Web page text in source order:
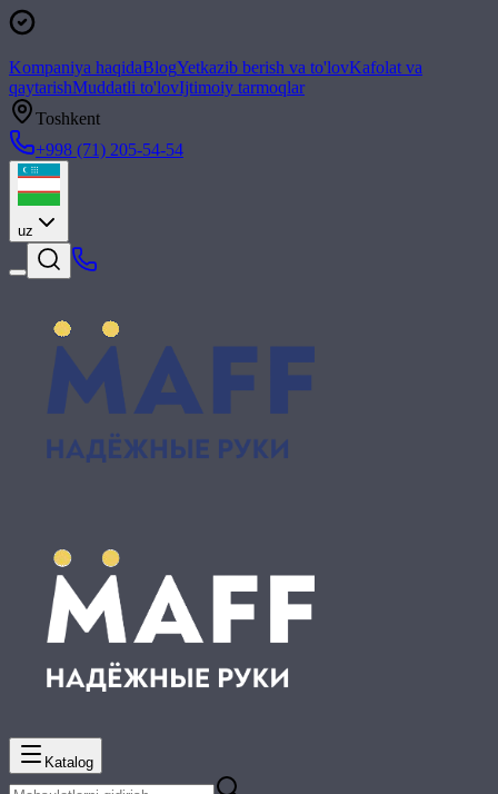
Kompaniya haqidaBlogYetkazib berish va to'lovKafolat va
qaytarishMuddatli to'lovIjtimoiy tarmoqlar
Toshkent
+998 (71) 205-54-54
uz
Katalog